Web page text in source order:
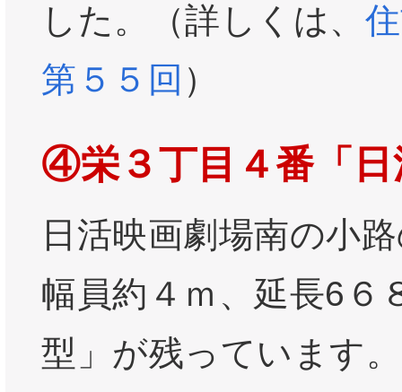
した。（詳しくは、
第５５回 ）
④栄３丁目４番「日
日活映画劇場南の小
幅員約４ｍ、延長6６
型」が残っています